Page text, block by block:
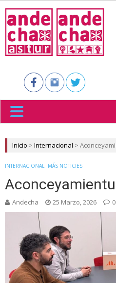
Inicio > Internacional >
INTERNACIONAL MÁS NOTICIES
Aconceyamientu
Andecha 25 Marzo, 2026 0